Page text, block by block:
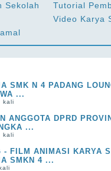
Sekolah
Tutorial
Video Karya
SMK N 4 PADANG
...
kali
ANGGOTA DPRD
...
kali
- FILM ANIMASI KARYA
SMKN 4 ...